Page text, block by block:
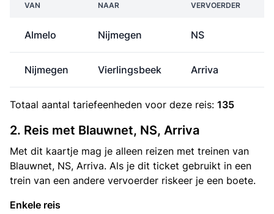
VAN NAAR VERVOERDER
Almelo Nijmegen NS
Nijmegen Vierlingsbeek Arriva
Totaal aantal tariefeenheden voor deze reis: 135
2. Reis met Blauwnet, NS, Arriva
Met dit kaartje mag je alleen reizen met treinen van
Blauwnet, NS, Arriva. Als je dit ticket gebruikt in een
trein van een andere vervoerder riskeer je een boete.
Enkele reis